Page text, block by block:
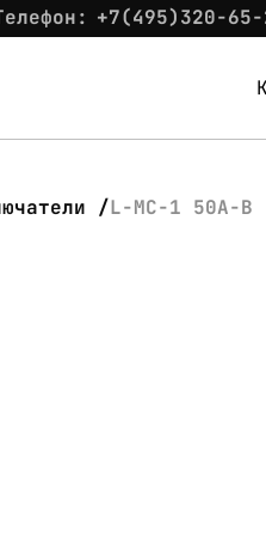
+7(495)320-65-
L-MC-1 50A-B